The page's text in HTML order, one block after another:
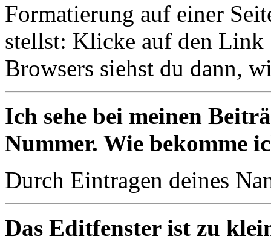
Formatierung auf einer
stellst: Klicke auf den Link
Browsers siehst du dann,
Ich sehe bei meinen
Nummer. Wie bekomme
Durch Eintragen deines
Das Editfenster ist zu